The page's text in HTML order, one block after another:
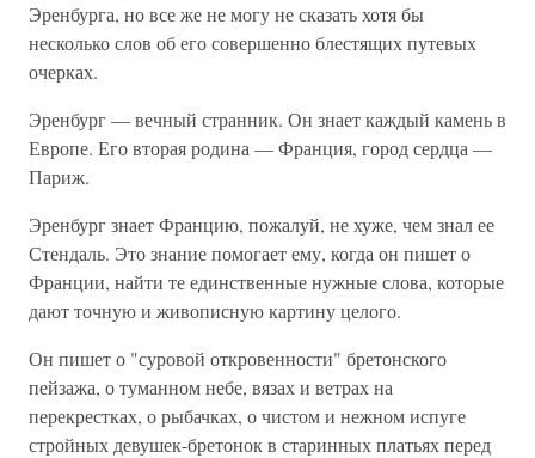
Эренбурга, но все же не могу не сказать хотя бы
несколько слов об его совершенно блестящих путевых
очерках.
Эренбург — вечный странник. Он знает каждый камень в
Европе. Его вторая родина — Франция, город сердца —
Париж.
Эренбург знает Францию, пожалуй, не хуже, чем знал ее
Стендаль. Это знание помогает ему, когда он пишет о
Франции, найти те единственные нужные слова, которые
дают точную и живописную картину целого.
Он пишет о "суровой откровенности" бретонского
пейзажа, о туманном небе, вязах и ветрах на
перекрестках, о рыбачках, о чистом и нежном испуге
стройных девушек-бретонок в старинных платьях перед